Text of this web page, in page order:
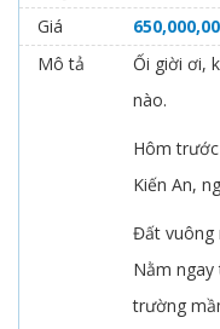
Giá
Mô tả
Ối giời ơi,
nào.
Hôm
Kiến An,
Đất vuông
Nằm
trường